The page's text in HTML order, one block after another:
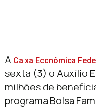
A Caixa Econômica
sexta (3) o Auxílio
milhões de
programa Bolsa